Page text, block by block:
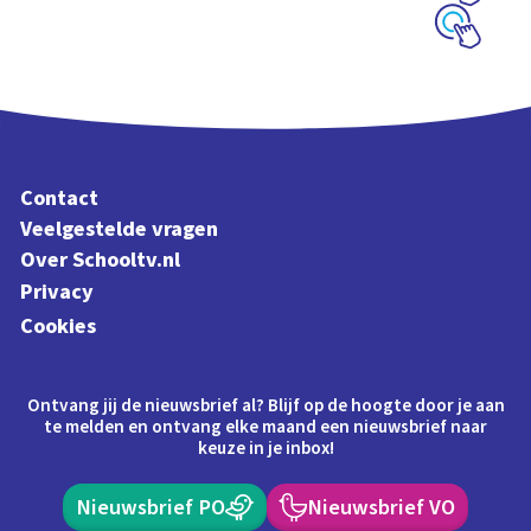
Schoolplaat
Contact
Veelgestelde vragen
Over Schooltv.nl
Privacy
Cookies
Ontvang jij de nieuwsbrief al? Blijf op de hoogte door je aan
te melden en ontvang elke maand een nieuwsbrief naar
keuze in je inbox!
Nieuwsbrief PO Nieuwsbrief VO